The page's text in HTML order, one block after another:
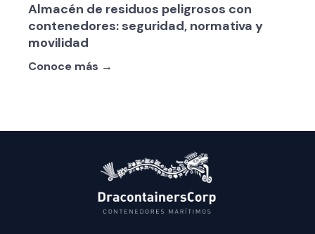
Almacén de residuos peligrosos con
contenedores: seguridad, normativa y
movilidad
Conoce más →